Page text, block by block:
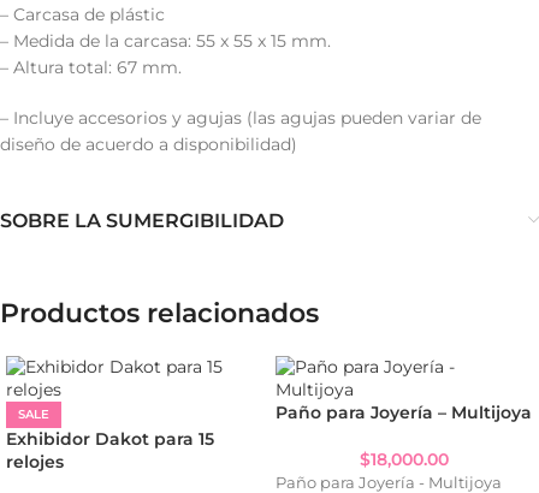
– Carcasa de plástic
– Medida de la carcasa: 55 x 55 x 15 mm.
– Altura total: 67 mm.
– Incluye accesorios y agujas (las agujas pueden variar de
diseño de acuerdo a disponibilidad)
SOBRE LA SUMERGIBILIDAD
Productos relacionados
SALE
Exhibidor Dakot para 15
relojes
Paño para Joyería – Multijoya
$18,000.00
Paño para Joyería - Multijoya